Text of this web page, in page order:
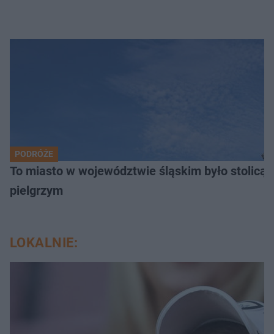
PODRÓŻE
To miasto w województwie śląskim było
pielgrzym
LOKALNIE: